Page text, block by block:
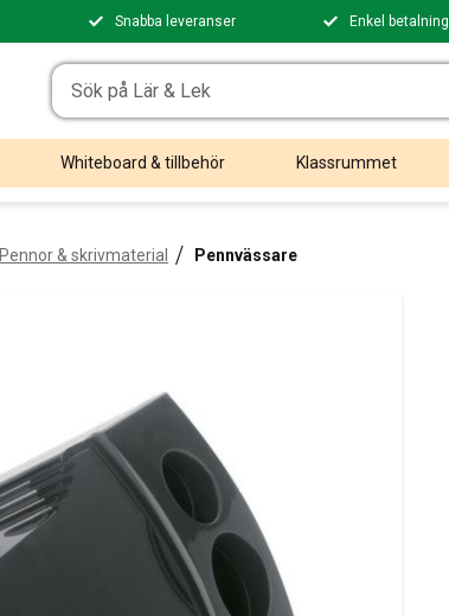
Snabba leveranser Enkel betalning
Whiteboard & tillbehör Klassrummet
Pennor & skrivmaterial Pennvässare